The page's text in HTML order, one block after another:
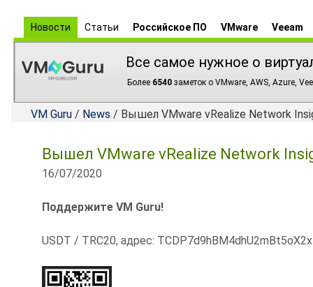
Новости Статьи Российское ПО VMware Veeam
Все самое нужное о
Более 6540 заметок о VMware, AWS, Azure,
VM Guru / News / Вышел VMware vRealize Network
Вышел VMware vRealize Network
16/07/2020
Поддержите VM Guru!
USDT / TRC20, адрес: